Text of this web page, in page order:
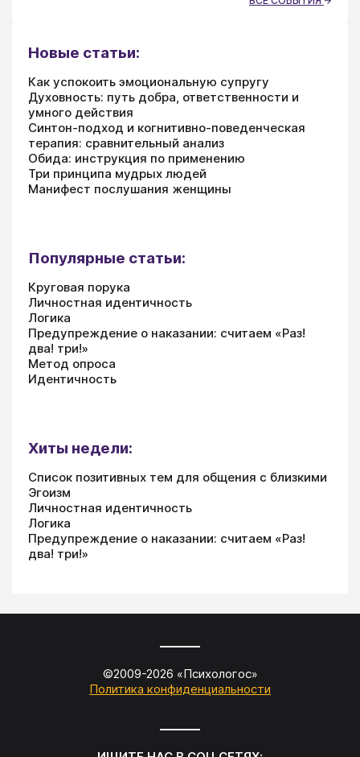
Новые статьи:
Как успокоить эмоциональную супругу
Духовность: путь добра, ответственности и
умного действия
Синтон-подход и когнитивно-поведенческая
терапия: сравнительный анализ
Обида: инструкция по применению
Три принципа мудрых людей
Манифест послушания женщины
Популярные статьи:
Круговая порука
Личностная идентичность
Логика
Предупреждение о наказании: считаем «Раз!
два! три!»
Метод опроса
Идентичность
Хиты недели:
Список позитивных тем для общения с близкими
Эгоизм
Личностная идентичность
Логика
Предупреждение о наказании: считаем «Раз!
два! три!»
©2009-2026 «Психологос»
Политика конфиденциальности